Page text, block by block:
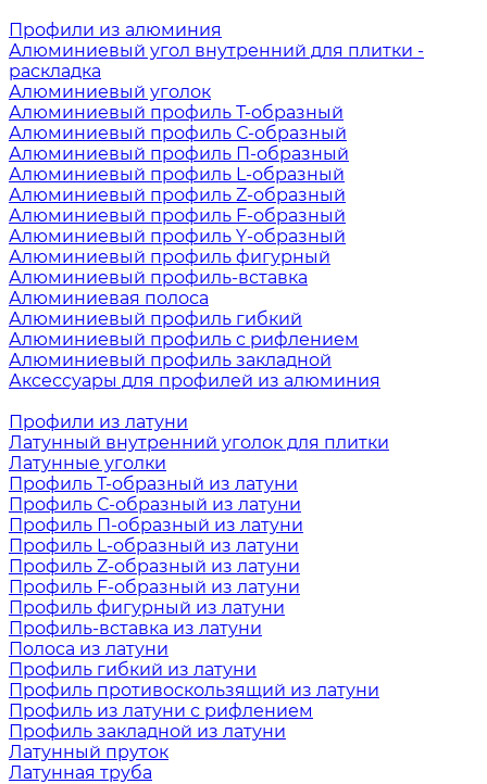
Профили из алюминия
Алюминиевый угол внутренний для плитки -
раскладка
Алюминиевый уголок
Алюминиевый профиль Т-образный
Алюминиевый профиль С-образный
Алюминиевый профиль П-образный
Алюминиевый профиль L-образный
Алюминиевый профиль Z-образный
Алюминиевый профиль F-образный
Алюминиевый профиль Y-образный
Алюминиевый профиль фигурный
Алюминиевый профиль-вставка
Алюминиевая полоса
Алюминиевый профиль гибкий
Алюминиевый профиль с рифлением
Алюминиевый профиль закладной
Аксессуары для профилей из алюминия
Профили из латуни
Латунный внутренний уголок для плитки
Латунные уголки
Профиль Т-образный из латуни
Профиль С-образный из латуни
Профиль П-образный из латуни
Профиль L-образный из латуни
Профиль Z-образный из латуни
Профиль F-образный из латуни
Профиль фигурный из латуни
Профиль-вставка из латуни
Полоса из латуни
Профиль гибкий из латуни
Профиль противоскользящий из латуни
Профиль из латуни с рифлением
Профиль закладной из латуни
Латунный пруток
Латунная труба